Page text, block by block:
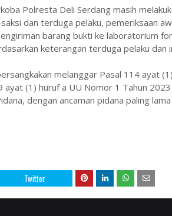
Polresta Deli Serdang masih
dan terduga pelaku, pemeriksaan
barang bukti ke laboratorium
keterangan terduga pelaku dan
melanggar Pasal 114 ayat
ayat (1) huruf a UU Nomor 1 Tahun
dengan ancaman pidana paling
Twitter